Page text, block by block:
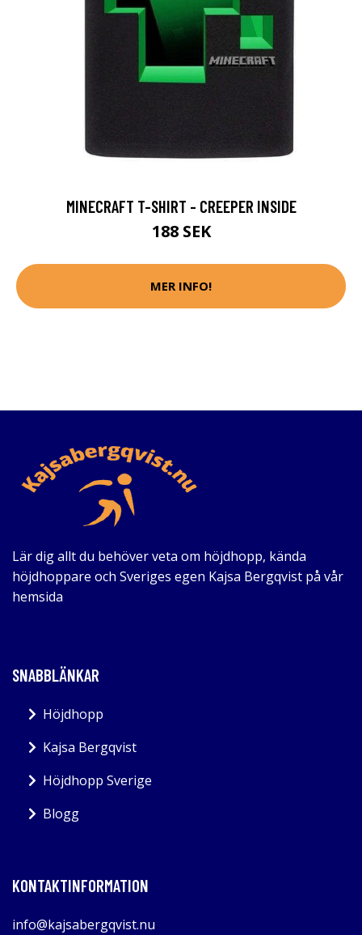
MINECRAFT T-SHIRT - CREEPER INSIDE
188 SEK
MER INFO!
Lär dig allt du behöver veta om höjdhopp, kända
höjdhoppare och Sveriges egen Kajsa Bergqvist på vår
hemsida
SNABBLÄNKAR
Höjdhopp
Kajsa Bergqvist
Höjdhopp Sverige
Blogg
KONTAKTINFORMATION
info@kajsabergqvist.nu